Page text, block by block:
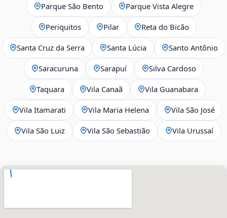
Parque São Bento Parque Vista Alegre
Periquitos Pilar Reta do Bicão
Santa Cruz da Serra Santa Lúcia Santo Antônio
Saracuruna Sarapuí Silva Cardoso
Taquara Vila Canaã Vila Guanabara
Vila Itamarati Vila Maria Helena Vila São José
Vila São Luiz Vila São Sebastião Vila Urussaí